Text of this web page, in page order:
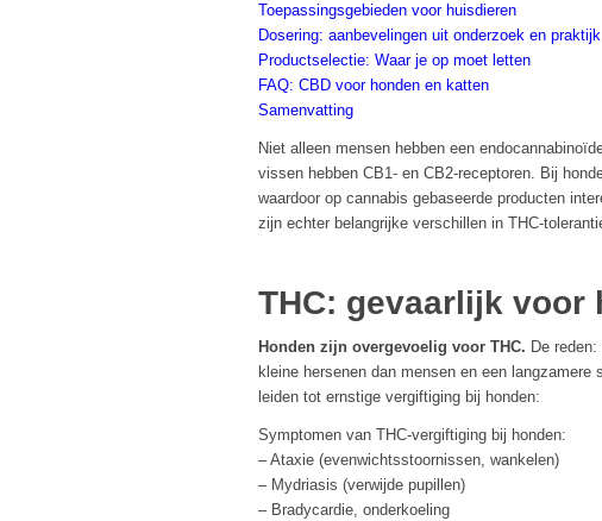
Toepassingsgebieden voor huisdieren
Dosering: aanbevelingen uit onderzoek en praktijk
Productselectie: Waar je op moet letten
FAQ: CBD voor honden en katten
Samenvatting
Niet alleen mensen hebben een
vissen hebben CB1- en CB2-receptoren. Bij
waardoor op cannabis gebaseerde producten
zijn echter belangrijke verschillen in THC-
THC: gevaarlijk voor
Honden zijn overgevoelig voor THC. De
kleine hersenen dan mensen en een
leiden tot ernstige vergiftiging bij honden:
Symptomen van THC-vergiftiging bij honden:
– Ataxie (evenwichtsstoornissen, wankelen)
– Mydriasis (verwijde pupillen)
– Bradycardie, onderkoeling